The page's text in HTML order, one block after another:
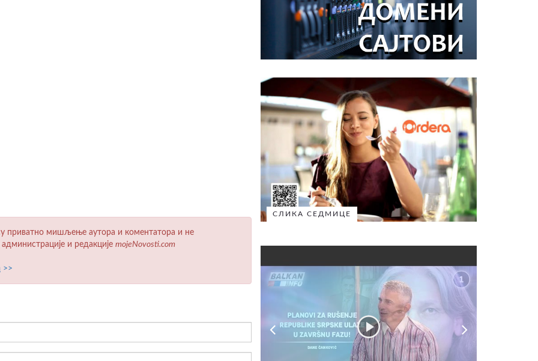
приватно мишљење аутора и коментатора и не
и редакције mojeNovosti.com
>>
СЛИКА СЕДМИЦЕ